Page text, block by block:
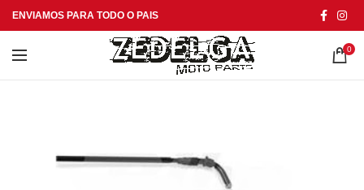
ENVIAMOS PARA TODO O PAIS
0